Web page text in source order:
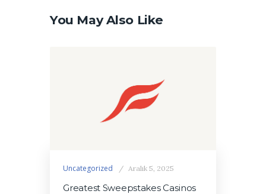
You May Also Like
Uncategorized Aralık 5, 2025
Greatest Sweepstakes Casinos